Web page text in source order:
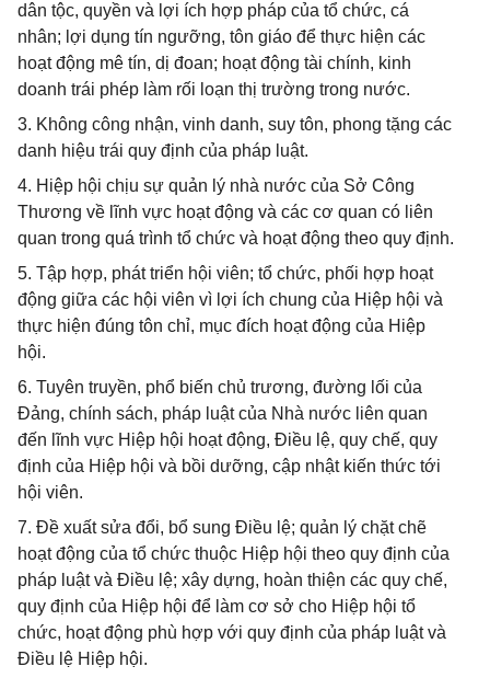
dân tộc, quyền và lợi ích hợp pháp của tổ chức, cá
nhân; lợi dụng tín ngưỡng, tôn giáo để thực hiện các
hoạt động mê tín, dị đoan; hoạt động tài chính, kinh
doanh trái phép làm rối loạn thị trường trong nước.
3. Không công nhận, vinh danh, suy tôn, phong tặng các
danh hiệu trái quy định của pháp luật.
4. Hiệp hội chịu sự quản lý nhà nước của Sở Công
Thương về lĩnh vực hoạt động và các cơ quan có liên
quan trong quá trình tổ chức và hoạt động theo quy định.
5. Tập hợp, phát triển hội viên; tổ chức, phối hợp hoạt
động giữa các hội viên vì lợi ích chung của Hiệp hội và
thực hiện đúng tôn chỉ, mục đích hoạt động của Hiệp
hội.
6. Tuyên truyền, phổ biến chủ trương, đường lối của
Đảng, chính sách, pháp luật của Nhà nước liên quan
đến lĩnh vực Hiệp hội hoạt động, Điều lệ, quy chế, quy
định của Hiệp hội và bồi dưỡng, cập nhật kiến thức tới
hội viên.
7. Đề xuất sửa đổi, bổ sung Điều lệ; quản lý chặt chẽ
hoạt động của tổ chức thuộc Hiệp hội theo quy định của
pháp luật và Điều lệ; xây dựng, hoàn thiện các quy chế,
quy định của Hiệp hội để làm cơ sở cho Hiệp hội tổ
chức, hoạt động phù hợp với quy định của pháp luật và
Điều lệ Hiệp hội.